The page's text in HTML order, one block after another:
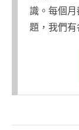
識。每個月
題，我們有